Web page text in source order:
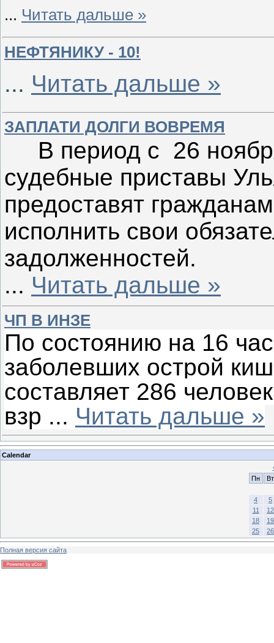
... Читать дальше »
НЕФТЯНИКУ - 10!
... Читать дальше »
ЗАПЛАТИ ДОЛГИ ВОВРЕМЯ
В период с 26
судебные приставы
предоставят
исполнить свои
задолженностей.
... Читать дальше »
ЧП В ИНЗЕ
По состоянию на 16
заболевших острой
составляет 286
взр ... Читать дальше »
Calendar
Пн
Вт
4
5
11
12
18
19
25
26
Полная версия сайта